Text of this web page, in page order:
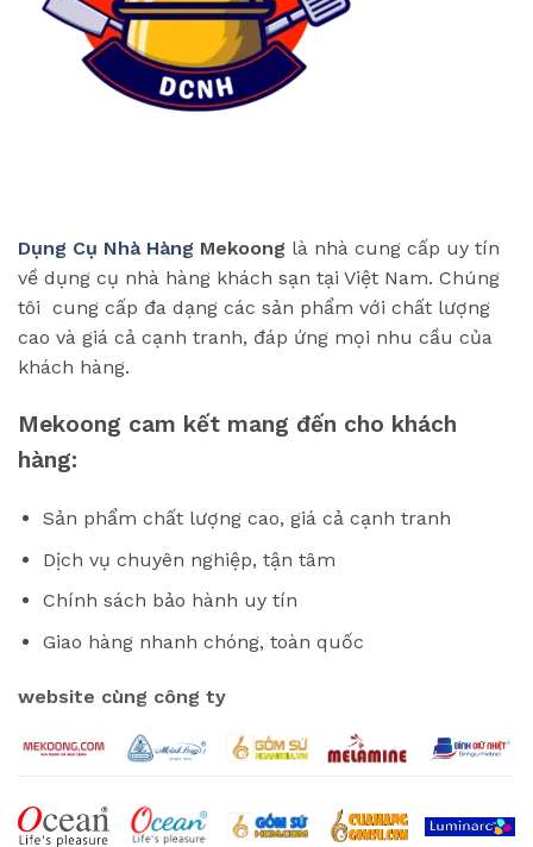
Dụng Cụ Nhà Hàng Mekoong là nhà cung cấp uy tín
về dụng cụ nhà hàng khách sạn tại Việt Nam. Chúng
tôi cung cấp đa dạng các sản phẩm với chất lượng
cao và giá cả cạnh tranh, đáp ứng mọi nhu cầu của
khách hàng.
Mekoong cam kết mang đến cho khách
hàng:
Sản phẩm chất lượng cao, giá cả cạnh tranh
Dịch vụ chuyên nghiệp, tận tâm
Chính sách bảo hành uy tín
Giao hàng nhanh chóng, toàn quốc
website cùng công ty